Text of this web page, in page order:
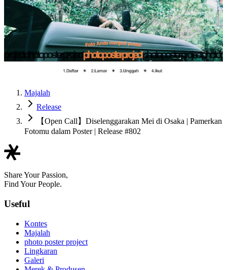
Majalah
Release
【Open Call】Diselenggarakan Mei di Osaka | Pamerkan
Fotomu dalam Poster | Release #802
Share Your Passion,
Find Your People.
Useful
Kontes
Majalah
photo poster project
Lingkaran
Galeri